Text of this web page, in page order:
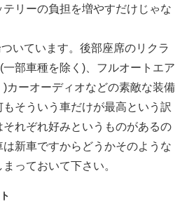
リーの負担を増やすだけじゃな
いています。後部座席のリクラ
部車種を除く)、フルオートエア
カーオーディオなどの素敵な装備
そういう車だけが最高という訳
れぞれ好みというものがあるの
新車ですからどうかそのような
っておいて下さい。